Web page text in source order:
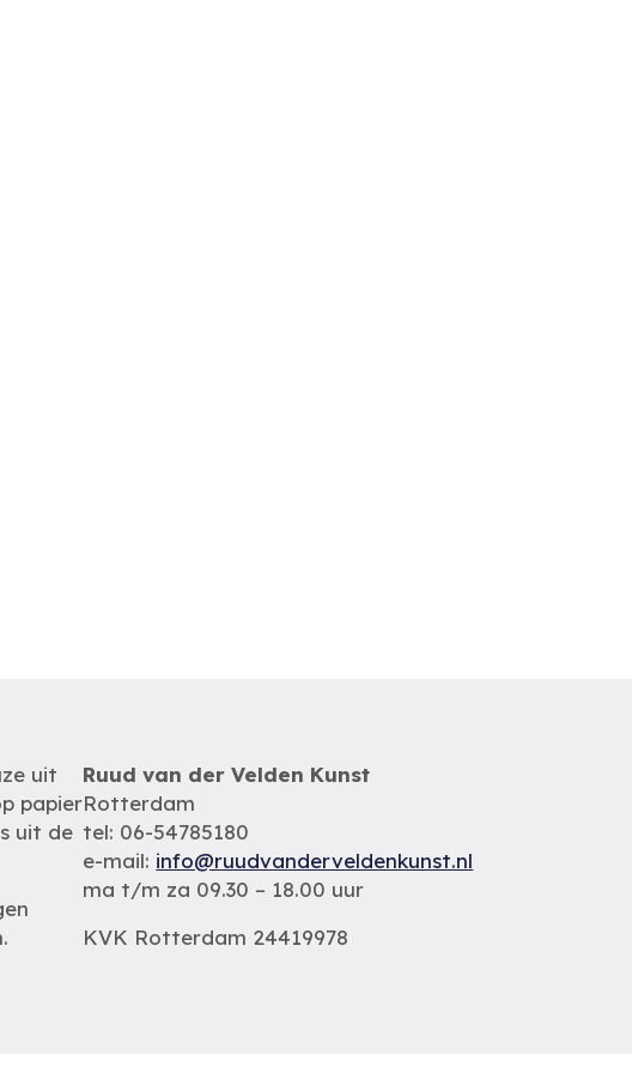
uit
papier
uit de
Ruud van der Velden Kunst
Rotterdam
tel: 06-54785180
e-mail: info@ruudvanderveldenkunst.nl
ma t/m za 09.30 – 18.00 uur
KVK Rotterdam 24419978